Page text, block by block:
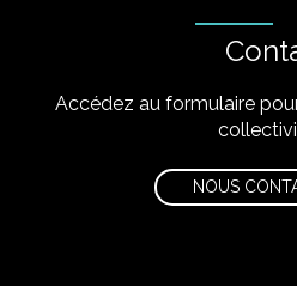
Accédez au formulaire
NOUS